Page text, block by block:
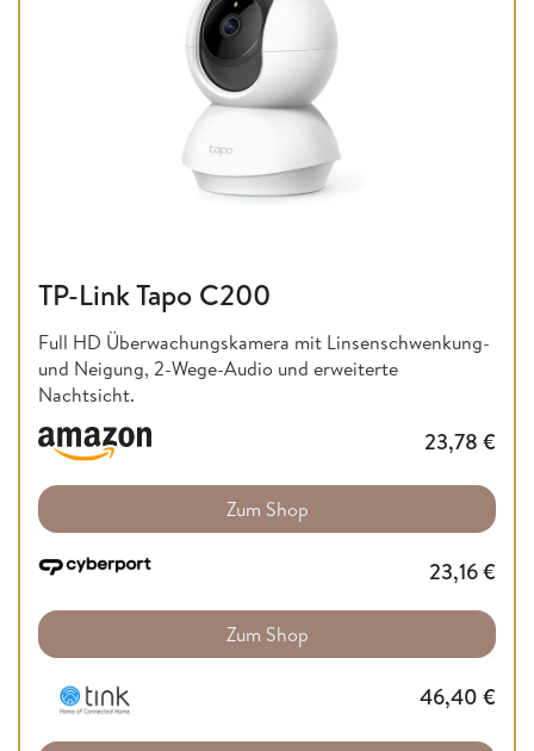
TP-Link Tapo C200
Full HD Überwachungskamera mit Linsenschwenkung-
und Neigung, 2-Wege-Audio und erweiterte
Nachtsicht.
23,78 €
Zum Shop
23,16€
Zum Shop
46,40 €